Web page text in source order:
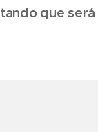
que